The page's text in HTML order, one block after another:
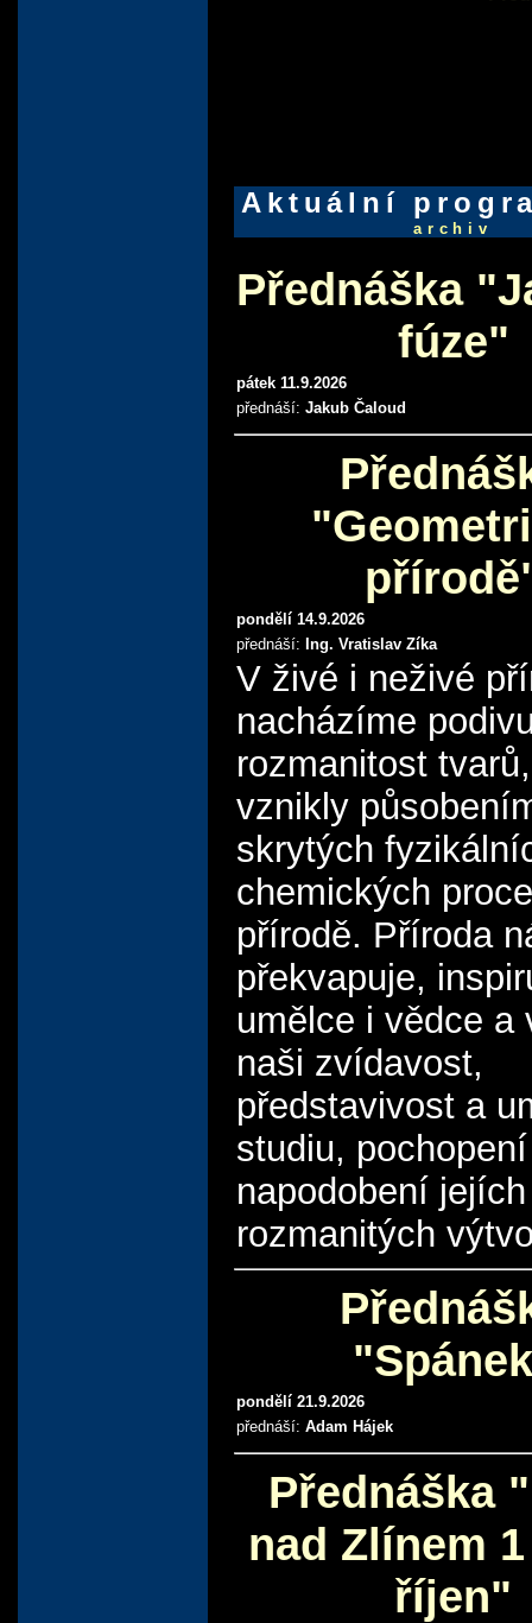
Aktuální
archiv
Přednáška
fúze"
pátek 11.9.2026
přednáší: Jakub Čaloud
pondělí 14.9.2026
přednáší: Ing. Vratislav Zíka
V živé i neživé
nacházíme
rozmanitost
vznikly
skrytých
chemických
přírodě. Příroda
překvapuje,
umělce i vědce a
naši zvídavost,
představivost a
studiu,
napodobení jejích
rozmanitých
pondělí 21.9.2026
přednáší: Adam Hájek
Přednáška
nad Zlínem
říjen"